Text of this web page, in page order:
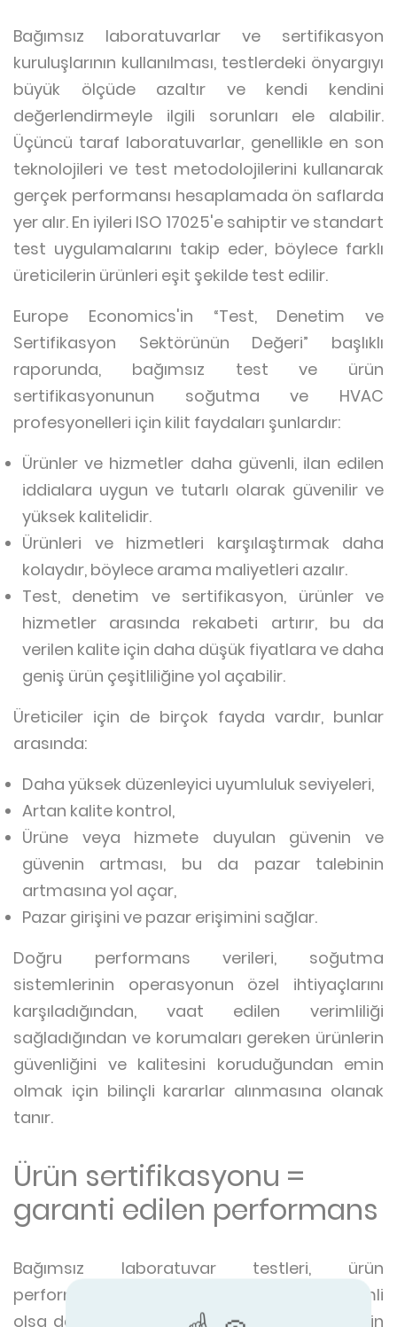
Bağımsız laboratuvarlar ve sertifikasyon
kuruluşlarının kullanılması, testlerdeki önyargıyı
büyük ölçüde azaltır ve kendi kendini
değerlendirmeyle ilgili sorunları ele alabilir.
Üçüncü taraf laboratuvarlar, genellikle en son
teknolojileri ve test metodolojilerini kullanarak
gerçek performansı hesaplamada ön saflarda
yer alır. En iyileri ISO 17025'e sahiptir ve standart
test uygulamalarını takip eder, böylece farklı
üreticilerin ürünleri eşit şekilde test edilir.
Europe Economics'in “Test, Denetim ve
Sertifikasyon Sektörünün Değeri” başlıklı
raporunda, bağımsız test ve ürün
sertifikasyonunun soğutma ve HVAC
profesyonelleri için kilit faydaları şunlardır:
Ürünler ve hizmetler daha güvenli, ilan edilen
iddialara uygun ve tutarlı olarak güvenilir ve
yüksek kalitelidir.
Ürünleri ve hizmetleri karşılaştırmak daha
kolaydır, böylece arama maliyetleri azalır.
Test, denetim ve sertifikasyon, ürünler ve
hizmetler arasında rekabeti artırır, bu da
verilen kalite için daha düşük fiyatlara ve daha
geniş ürün çeşitliliğine yol açabilir.
Üreticiler için de birçok fayda vardır, bunlar
arasında:
Daha yüksek düzenleyici uyumluluk seviyeleri,
Artan kalite kontrol,
Ürüne veya hizmete duyulan güvenin ve
güvenin artması, bu da pazar talebinin
artmasına yol açar,
Pazar girişini ve pazar erişimini sağlar.
Doğru performans verileri, soğutma
sistemlerinin operasyonun özel ihtiyaçlarını
karşıladığından, vaat edilen verimliliği
sağladığından ve korumaları gereken ürünlerin
güvenliğini ve kalitesini koruduğundan emin
olmak için bilinçli kararlar alınmasına olanak
tanır.
Ürün sertifikasyonu =
garanti edilen performans
Bağımsız laboratuvar testleri, ürün
performansını kanıtlamak açısından önemli
olsa da, yalnızca ürün sertifikasyonu ürünlerin